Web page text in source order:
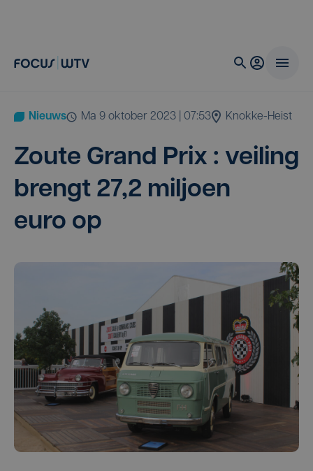
Nieuws ma 9 oktober 2023 | 07:53 Knokke-Heist
Zou­te Grand Prix : vei­ling
brengt 27,2 mil­joen
euro op